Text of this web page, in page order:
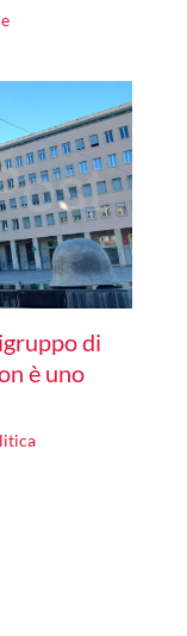
di
è uno